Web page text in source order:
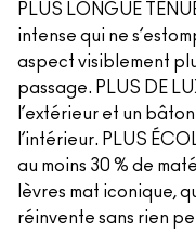
PLUS LONGUE
intense qui ne
aspect visiblement
passage. PLUS DE
l’extérieur et un
l’intérieur. PLUS
au moins 30 % de
lèvres mat iconique,
réinvente sans rien